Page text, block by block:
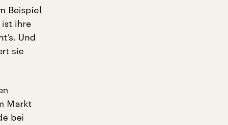
Beispiel
ist ihre
Und
sie
Markt
bei